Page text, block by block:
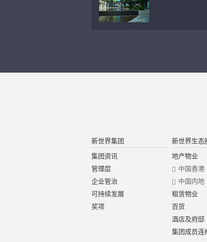
新世界集团
集团资讯
管理层
企业管治
可持续发展
奖项
新世界生态
地产物业
中国香港
中国内地
租赁物业
百货
酒店及府邸
集团成员连